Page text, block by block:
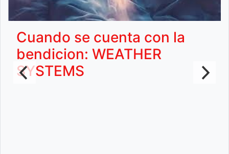
Cuando se cuenta con la
bendicion: WEATHER
SYSTEMS